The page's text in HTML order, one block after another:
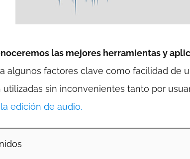
las mejores herramientas y
algunos factores clave como facilidad de
utilizadas sin inconvenientes tanto por
edición de audio.